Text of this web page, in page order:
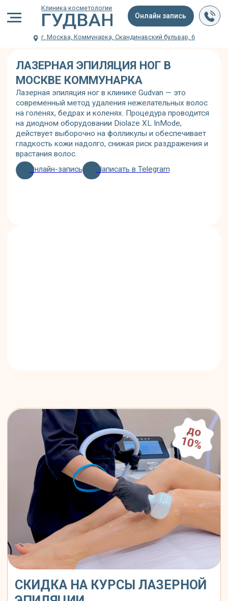
Онлайн запись
г. Москва, Коммунарка, Скандинавский бульвар, 6
Клиника косметологии
Лазерная эпиляция ног в клинике Gudvan — это
современный метод удаления нежелательных волос
на голенях, бедрах и коленях. Процедура проводится
действует выборочно на фолликулы и обеспечивает
гладкость кожи надолго, снижая риск раздражения и
Онлайн-запись
Написать в Telegram
СКИДКА НА КУРСЫ ЛАЗЕРНОЙ
ЭПИЛЯЦИИ
Получите максимальное удовольствие
от гладкой кожи по специальным
условиям!
3 процедуры -5% скидка
6 процедур -7% скидка
9 процедур -
10% скидка
Записаться
О ПРОЦЕДУРЕ ЛАЗЕРНОЙ
ЭПИЛЯЦИИ НОГ И ГОЛЕНЕЙ